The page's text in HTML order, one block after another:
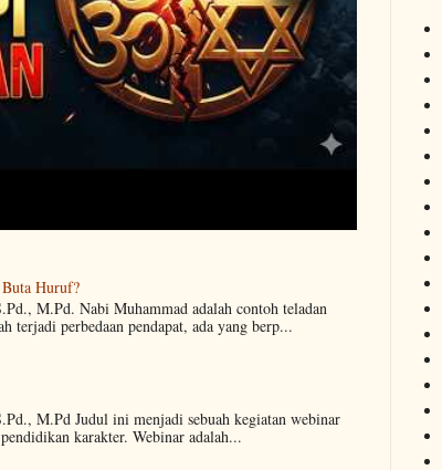
Huruf?
M.Pd. Nabi Muhammad adalah contoh teladan
terjadi perbedaan pendapat, ada yang berp...
M.Pd Judul ini menjadi sebuah kegiatan webinar
karakter. Webinar adalah...